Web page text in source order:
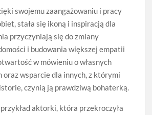
swojemu zaangażowaniu i pracy
stała się ikoną i inspiracją dla
przyczyniają się do zmiany
i budowania większej empatii
w mówieniu o własnych
oraz wsparcie dla innych, z którymi
czynią ją prawdziwą bohaterką.
aktorki, która przekroczyła